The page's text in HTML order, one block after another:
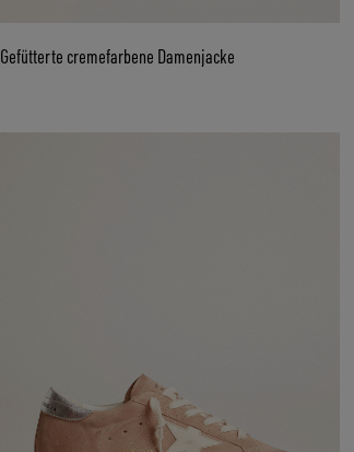
Gefütterte cremefarbene Damenjacke